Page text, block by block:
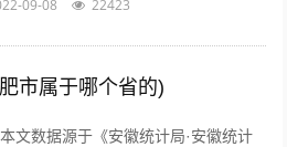
09-08 22423
市属于哪个省的)
文数据源于《安徽统计局·安徽统计